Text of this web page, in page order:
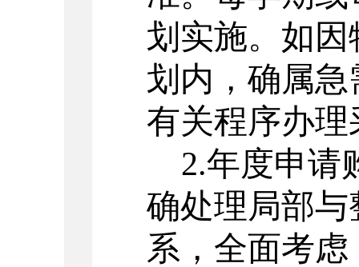
划实施。如
划内，确属
有关程序办理
2.年度申请
确处理局部
系，全面考